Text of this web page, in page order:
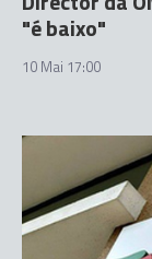
"é baixo"
10 Mai 17:00